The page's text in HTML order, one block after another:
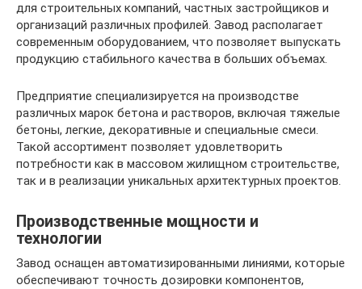
для строительных компаний, частных застройщиков и
организаций различных профилей. Завод располагает
современным оборудованием, что позволяет выпускать
продукцию стабильного качества в больших объемах.
Предприятие специализируется на производстве
различных марок бетона и растворов, включая тяжелые
бетоны, легкие, декоративные и специальные смеси.
Такой ассортимент позволяет удовлетворить
потребности как в массовом жилищном строительстве,
так и в реализации уникальных архитектурных проектов.
Производственные мощности и
технологии
Завод оснащен автоматизированными линиями, которые
обеспечивают точность дозировки компонентов,